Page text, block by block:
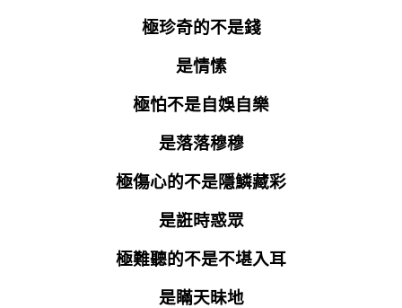
極珍奇的不是錢
是情愫
極怕不是自娛自樂
是落落穆穆
極傷心的不是隱鱗藏彩
是誑時惑眾
極難聽的不是不堪入耳
是瞞天昧地